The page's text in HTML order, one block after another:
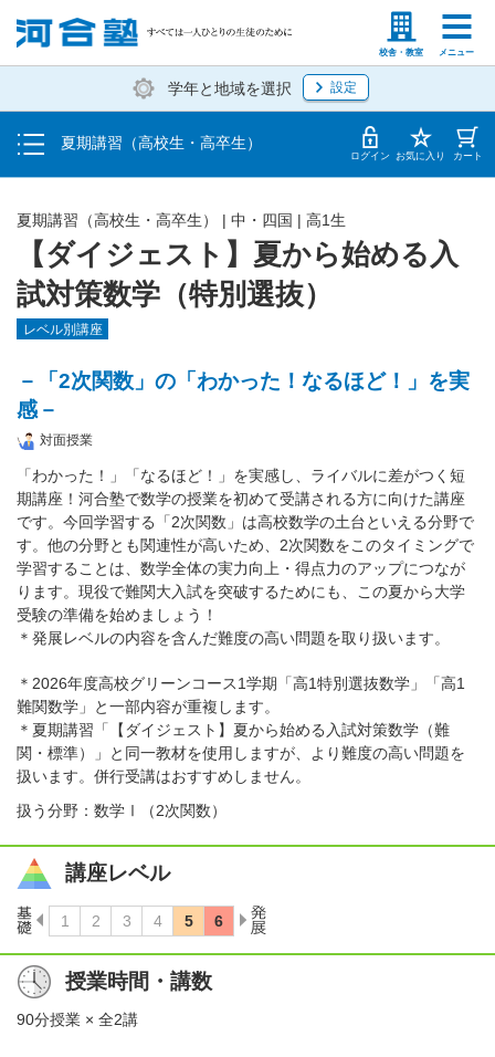
校舎・教室 メニュー
塾生の方 高等学校の先生
学年と地域を選択 設定
夏期講習（高校生・高卒生）
受講料・お申し込み方法
受講開始までの流れ
校舎・教室一覧 ログイン お気に入り カート
【ダイジェスト】夏から始める入
試対策数学（特別選抜）
夏期講習（高校生・高卒生） | 中・四国 | 高1生
レベル別講座
－「2次関数」の「わかった！なるほど！」を実
感－
対面授業
「わかった！」「なるほど！」を実感し、ライバルに差がつく短
期講座！河合塾で数学の授業を初めて受講される方に向けた講座
です。今回学習する「2次関数」は高校数学の土台といえる分野で
す。他の分野とも関連性が高いため、2次関数をこのタイミングで
学習することは、数学全体の実力向上・得点力のアップにつなが
ります。現役で難関大入試を突破するためにも、この夏から大学
受験の準備を始めましょう！
＊発展レベルの内容を含んだ難度の高い問題を取り扱います。
＊2026年度高校グリーンコース1学期「高1特別選抜数学」「高1
難関数学」と一部内容が重複します。
＊夏期講習「【ダイジェスト】夏から始める入試対策数学（難
関・標準）」と同一教材を使用しますが、より難度の高い問題を
扱います。併行受講はおすすめしません。
扱う分野：数学Ⅰ（2次関数）
講座レベル
授業時間・講数
90分授業 × 全2講